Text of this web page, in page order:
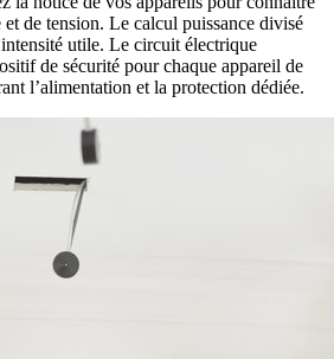
de tension. Le calcul puissance divisé
utile. Le circuit électrique
de sécurité pour chaque appareil de
l’alimentation et la protection dédiée.